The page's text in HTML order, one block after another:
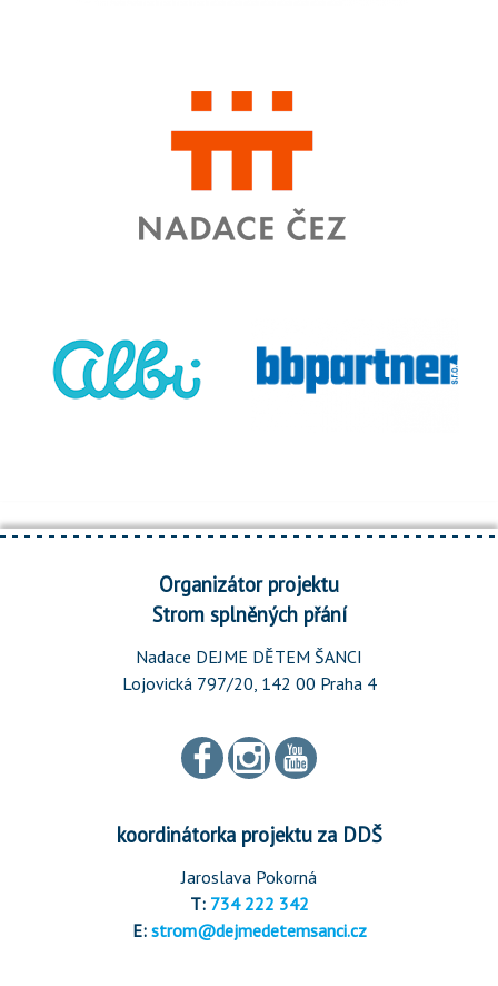
Organizátor projektu
Strom splněných přání
Nadace DEJME DĚTEM ŠANCI
Lojovická 797/20, 142 00 Praha 4
koordinátorka projektu za DDŠ
Jaroslava Pokorná
T: 734 222 342
E: strom@dejmedetemsanci.cz